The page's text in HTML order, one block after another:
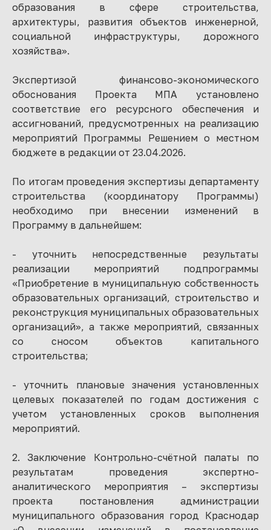
образования в сфере строительства,
архитектуры, развития объектов инженерной,
социальной инфраструктуры, дорожного
хозяйства».
Экспертизой финансово-экономического
обоснования Проекта МПА установлено
соответствие его ресурсного обеспечения и
ассигнований, предусмотренных на реализацию
мероприятий Программы Решением о местном
бюджете в редакции от 23.04.2026.
По итогам проведения экспертизы департаменту
строительства (координатору Программы)
необходимо при внесении изменений в
Программу в дальнейшем:
- уточнить непосредственные результаты
реализации мероприятий подпрограммы
«Приобретение в муниципальную собственность
образовательных организаций, строительство и
реконструкция муниципальных образовательных
организаций», а также мероприятий, связанных
со сносом объектов капитального
строительства;
- уточнить плановые значения установленных
целевых показателей по годам достижения с
учетом установленных сроков выполнения
мероприятий.
2. Заключение Контрольно-счётной палаты по
результатам проведения экспертно-
аналитического мероприятия – экспертизы
проекта постановления администрации
муниципального образования город Краснодар